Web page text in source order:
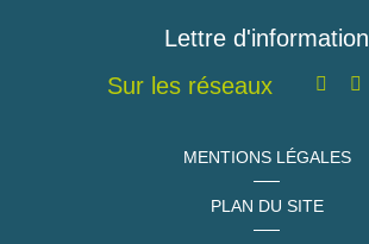
Lettre d'information
Sur les réseaux
MENTIONS LÉGALES
PLAN DU SITE